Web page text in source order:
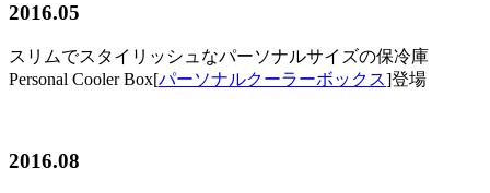
2016.05
スリムでスタイリッシュなパーソナルサイズの保冷庫
Personal Cooler Box[パーソナルクーラーボックス]登場
2016.08